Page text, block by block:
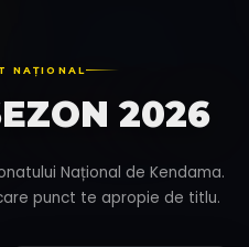
NAȚIONAL
2026
Național de Kendama.
punct te apropie de titlu.